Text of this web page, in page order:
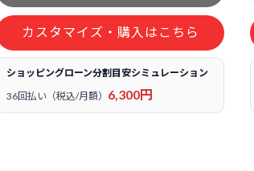
カスタマイズ・購入はこちら
ショッピングローン分割目安シミュレーション
36回払い（税込/月額） 6,300円